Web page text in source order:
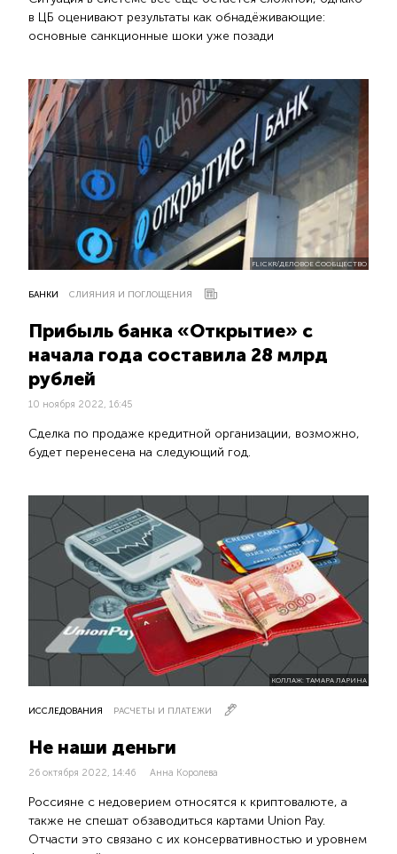
в ЦБ оценивают результаты как обнадёживающие:
основные санкционные шоки уже позади
FLICKR/ДЕЛОВОЕ СООБЩЕСТВО
БАНКИ СЛИЯНИЯ И ПОГЛОЩЕНИЯ
Прибыль банка «Открытие» с
начала года составила 28 млрд
рублей
10 ноября 2022, 16:45
Сделка по продаже кредитной организации, возможно,
будет перенесена на следующий год.
КОЛЛАЖ: ТАМАРА ЛАРИНА
ИССЛЕДОВАНИЯ РАСЧЕТЫ И ПЛАТЕЖИ
Не наши деньги
26 октября 2022, 14:46 Анна Королева
Россияне с недоверием относятся к криптовалюте, а
также не спешат обзаводиться картами Union Pay.
Отчасти это связано с их консервативностью и уровнем